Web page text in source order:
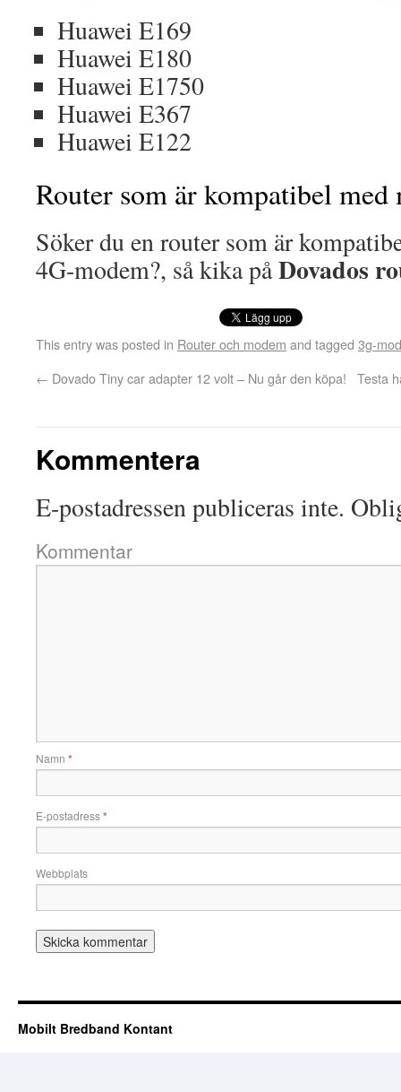
Huawei E169
Huawei E180
Huawei E1750
Huawei E367
Huawei E122
Router som är kompatibel med
Söker du en router som är
4G-modem?, så kika påDovados
This entry was posted in Router och modem and tagged 3g-
← Dovado Tiny car adapter 12 volt – Nu går den köpa! Testa
Kommentera
E-postadressen publiceras inte.
Kommentar
Namn *
E-postadress*
Webbplats
Mobilt Bredband Kontant